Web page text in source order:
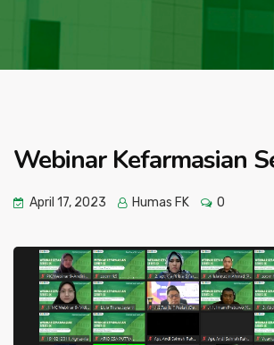
Webinar Kefarmasian
April 17, 2023 Humas FK 0